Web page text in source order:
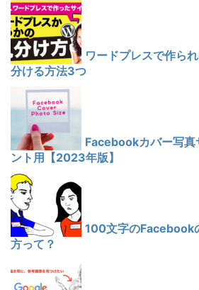
ワードプレスで作ら
分ける方法3つ
Facebookカバー写真
ント用【2023年版】
100文字のFacebook
方って？